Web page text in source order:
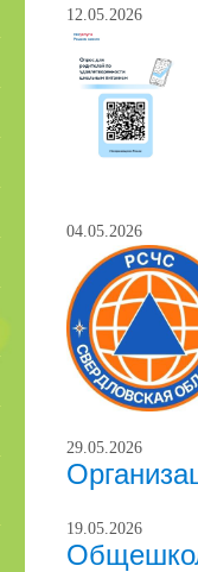
12.05.2026
04.05.2026
29.05.2026
19.05.2026